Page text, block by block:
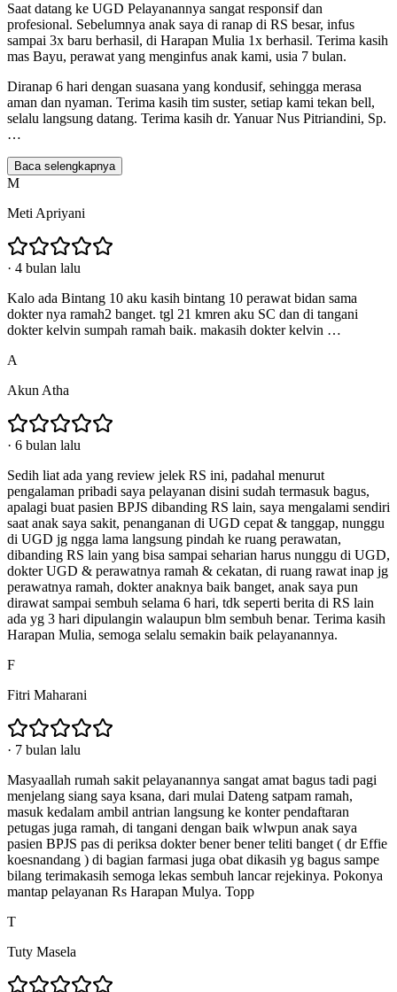
Saat datang ke UGD Pelayanannya sangat responsif dan
profesional. Sebelumnya anak saya di ranap di RS besar, infus
sampai 3x baru berhasil, di Harapan Mulia 1x berhasil. Terima kasih
mas Bayu, perawat yang menginfus anak kami, usia 7 bulan.
Diranap 6 hari dengan suasana yang kondusif, sehingga merasa
aman dan nyaman. Terima kasih tim suster, setiap kami tekan bell,
selalu langsung datang. Terima kasih dr. Yanuar Nus Pitriandini, Sp.
…
Baca selengkapnya
M
Meti Apriyani
· 4 bulan lalu
Kalo ada Bintang 10 aku kasih bintang 10 perawat bidan sama
dokter nya ramah2 banget. tgl 21 kmren aku SC dan di tangani
dokter kelvin sumpah ramah baik. makasih dokter kelvin …
A
Akun Atha
· 6 bulan lalu
Sedih liat ada yang review jelek RS ini, padahal menurut
pengalaman pribadi saya pelayanan disini sudah termasuk bagus,
apalagi buat pasien BPJS dibanding RS lain, saya mengalami sendiri
saat anak saya sakit, penanganan di UGD cepat & tanggap, nunggu
di UGD jg ngga lama langsung pindah ke ruang perawatan,
dibanding RS lain yang bisa sampai seharian harus nunggu di UGD,
dokter UGD & perawatnya ramah & cekatan, di ruang rawat inap jg
perawatnya ramah, dokter anaknya baik banget, anak saya pun
dirawat sampai sembuh selama 6 hari, tdk seperti berita di RS lain
ada yg 3 hari dipulangin walaupun blm sembuh benar. Terima kasih
Harapan Mulia, semoga selalu semakin baik pelayanannya.
F
Fitri Maharani
· 7 bulan lalu
Masyaallah rumah sakit pelayanannya sangat amat bagus tadi pagi
menjelang siang saya ksana, dari mulai Dateng satpam ramah,
masuk kedalam ambil antrian langsung ke konter pendaftaran
petugas juga ramah, di tangani dengan baik wlwpun anak saya
pasien BPJS pas di periksa dokter bener bener teliti banget ( dr Effie
koesnandang ) di bagian farmasi juga obat dikasih yg bagus sampe
bilang terimakasih semoga lekas sembuh lancar rejekinya. Pokonya
mantap pelayanan Rs Harapan Mulya. Topp
T
Tuty Masela